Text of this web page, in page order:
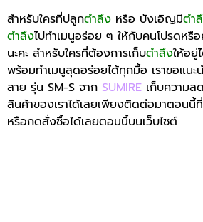
สำหรับใครที่ปลูกตำลึง หรือ บังเอิญมีตำ
ตำลึงไปทำเมนูอร่อย ๆ ให้กับคนโปรดหรื
นะคะ สำหรับใครที่ต้องการเก็บตำลึงให้อยู่
พร้อมทำเมนูสุดอร่อยได้ทุกมื้อ เราขอแน
สาย รุ่น SM-S จาก SUMIRE เก็บความ
สินค้าของเราได้เลยเพียงติดต่อมาตอนนี้
หรือกดสั่งซื้อได้เลยตอนนี้บนเว็บไซต์